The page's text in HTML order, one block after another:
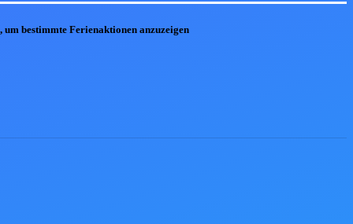
um bestimmte Ferienaktionen anzuzeigen